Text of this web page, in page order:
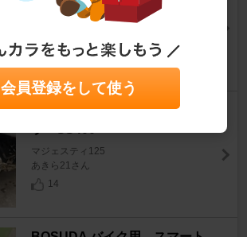
ト ステッカー
マジェスティ125
13
BEAMS フルエキゾーストマフ
マジェスティ125
あきら21さん
14
会員登録をして使う